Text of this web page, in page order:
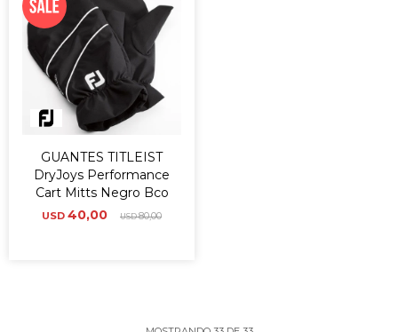
GUANTES TITLEIST
DryJoys Performance
Cart Mitts Negro Bco
USD 40,00 USD80,00